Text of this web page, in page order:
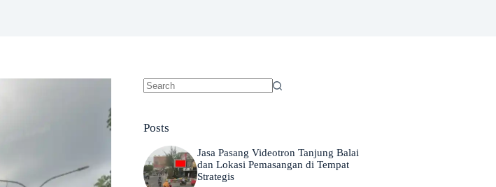
Posts
Jasa Pasang Videotron Tanjung Balai
dan Lokasi Pemasangan di Tempat
Strategis